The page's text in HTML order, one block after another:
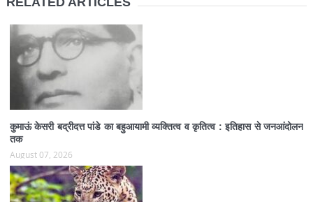
कुमाऊं केसरी बद्रीदत्त पांडे का बहुआयामी व्यक्तित्व व कृतित्व : इतिहास से जनआंदोलन
तक
August 07, 2026